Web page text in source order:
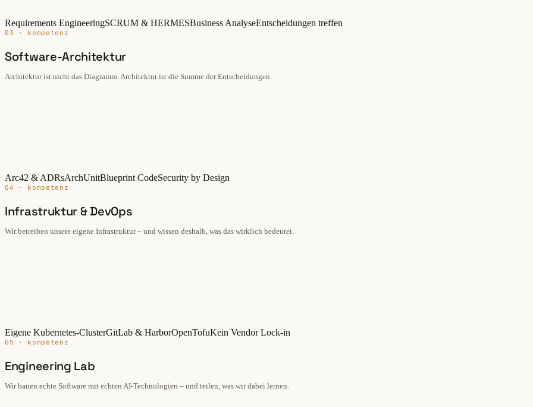
Requirements EngineeringSCRUM & HERMESBusiness AnalyseEntscheidungen treffen
03 · kompetenz
Software-Architektur
Architektur ist nicht das Diagramm. Architektur ist die Summe der Entscheidungen.
Arc42 & ADRsArchUnitBlueprint CodeSecurity by Design
04 · kompetenz
Infrastruktur & DevOps
Wir betreiben unsere eigene Infrastruktur – und wissen deshalb, was das wirklich bedeutet.
Eigene Kubernetes-ClusterGitLab & HarborOpenTofuKein Vendor Lock-in
05 · kompetenz
Engineering Lab
Wir bauen echte Software mit echten AI-Technologien – und teilen, was wir dabei lernen.